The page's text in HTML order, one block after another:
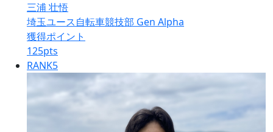
三浦 壮悟
埼玉ユース自転車競技部 Gen Alpha
獲得ポイント
125pts
RANK5